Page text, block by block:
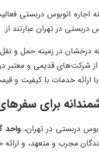
اجاره اتوبوس دربستی
در تهران عبارتند از:
درخشان در زمینه حمل و
از شرکت‌های قدیمی و معتبر
ارائه خدمات با کیفیت و
برای
دربستی در تهران،
پشتیبانی 24 ساعته، سفری آسوده، ایمن و